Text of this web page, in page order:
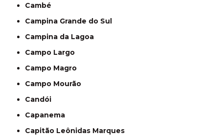
Cambé
Campina Grande do Sul
Campina da Lagoa
Campo Largo
Campo Magro
Campo Mourão
Candói
Capanema
Capitão Leônidas Marques